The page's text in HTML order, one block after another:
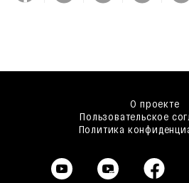
О проекте
Пользовательское
Политика